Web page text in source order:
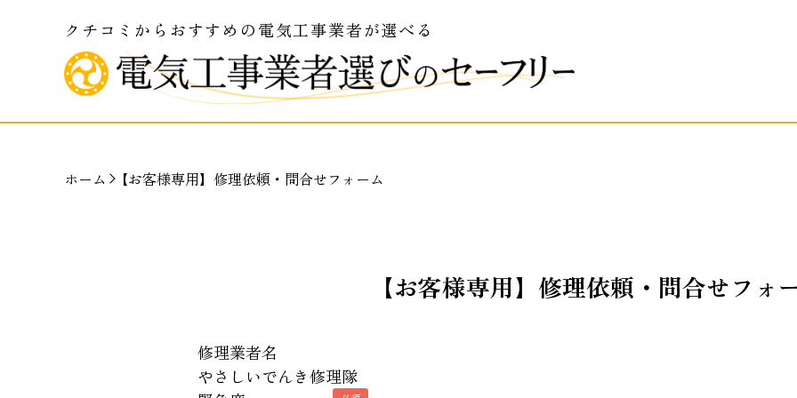
クチコミからおすすめの電気工事業者が選べる
ホーム 【お客様専用】修理依頼・問合せフォーム
【お客様専用】修理依頼・問合せフォ
修理業者名
やさしいでんき修理隊